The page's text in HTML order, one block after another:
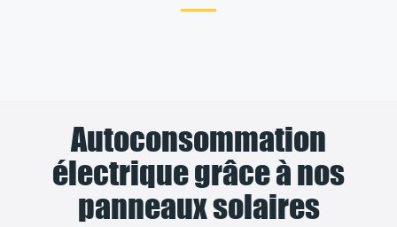
Autoconsommation
électrique grâce à nos
panneaux solaires